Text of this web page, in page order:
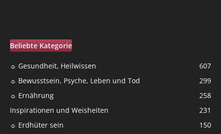
Beliebte Kategorie
☼ Gesundheit, Heilwissen
607
☼ Bewusstsein, Psyche, Leben und Tod
299
☼ Ernährung
258
Inspirationen und Weisheiten
231
☼ Erdhüter sein
150